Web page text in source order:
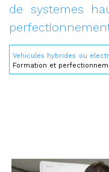
de systemes
Vehicules hybrides ou
Formation et